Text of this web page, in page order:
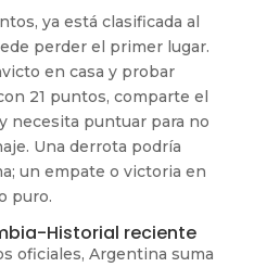
ya está clasificada al
perder el primer lugar.
en casa y probar
21 puntos, comparte el
necesita puntuar para no
Una derrota podría
un empate o victoria en
puro.
Historial reciente
oficiales, Argentina suma